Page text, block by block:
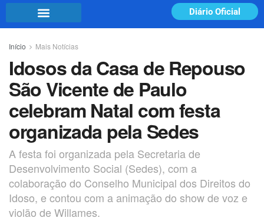
Diário Oficial
Início Mais Notícias
Idosos da Casa de Repouso
São Vicente de Paulo
celebram Natal com festa
organizada pela Sedes
A festa foi organizada pela Secretaria de
Desenvolvimento Social (Sedes), com a
colaboração do Conselho Municipal dos Direitos do
Idoso, e contou com a animação do show de voz e
violão de Willames.